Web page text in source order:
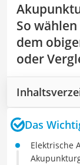
So
dem
oder
Das
Elektrische